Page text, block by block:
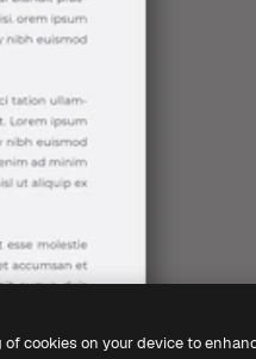
cookies on your device to